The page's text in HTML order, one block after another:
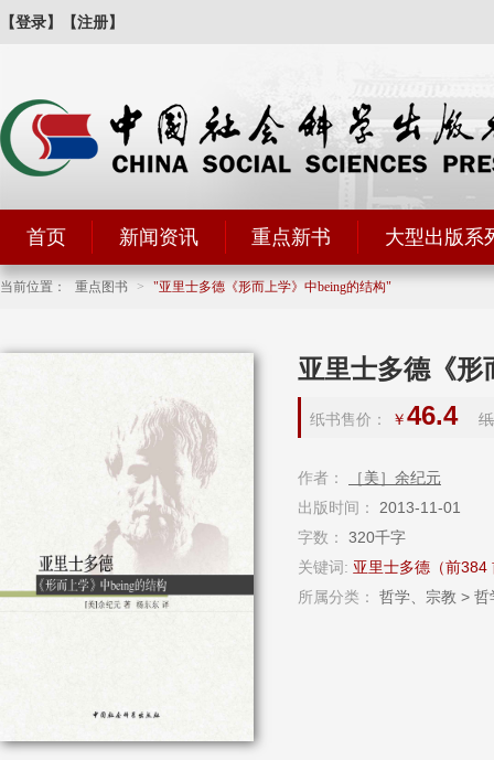
【登录】 【注册】
首页 新闻资讯 重点新书 大型出版系
当前位置： 重点图书 > 亚里士多德《形而上学》中being的结构
亚里士多德《
纸书售价： ￥46.4
作者：
［美］余纪元
出版时间：
2013-11-01
字数：
320千字
关键词: 亚里士多德（前384
所属分类：
哲学、宗教 >